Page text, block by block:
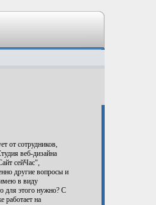
от сотрудников,
веб-дизайна
сейЧас",
другие вопросы и
в виду
для этого нужно? С
работает на